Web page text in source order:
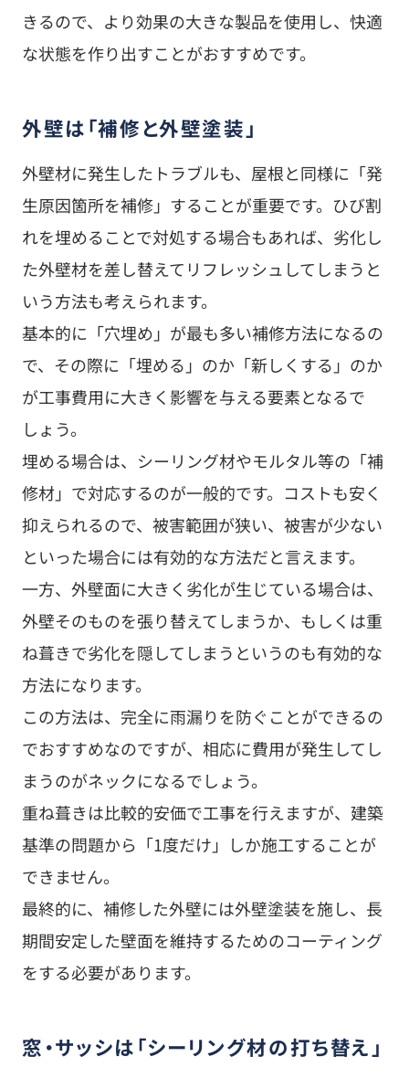
きるので、より効果の大きな製品を使用し、快適
な状態を作り出すことがおすすめです。
外壁は「補修と外壁塗装」
外壁材に発生したトラブルも、屋根と同様に「発
生原因箇所を補修」することが重要です。ひび割
れを埋めることで対処する場合もあれば、劣化し
た外壁材を差し替えてリフレッシュしてしまうと
いう方法も考えられます。
基本的に「穴埋め」が最も多い補修方法になるの
で、その際に「埋める」のか「新しくする」のか
が工事費用に大きく影響を与える要素となるで
しょう。
埋める場合は、シーリング材やモルタル等の「補
修材」で対応するのが一般的です。コストも安く
抑えられるので、被害範囲が狭い、被害が少ない
といった場合には有効的な方法だと言えます。
一方、外壁面に大きく劣化が生じている場合は、
外壁そのものを張り替えてしまうか、もしくは重
ね葺きで劣化を隠してしまうというのも有効的な
方法になります。
この方法は、完全に雨漏りを防ぐことができるの
でおすすめなのですが、相応に費用が発生してし
まうのがネックになるでしょう。
重ね葺きは比較的安価で工事を行えますが、建築
基準の問題から「1度だけ」しか施工することが
できません。
最終的に、補修した外壁には外壁塗装を施し、長
期間安定した壁面を維持するためのコーティング
をする必要があります。
窓・サッシは「シーリング材の打ち替え」